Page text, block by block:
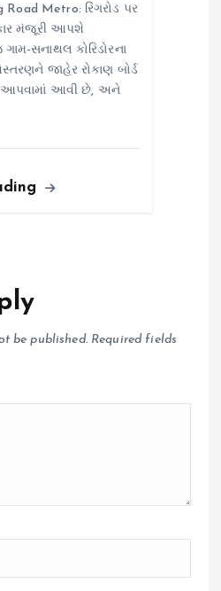
Road Metro: રિંગરોડ પર
મંજૂરી આપશે
સનાથલ કોરિડોરના
જાહેર રોકાણ બોર્ડ
આપવામાં આવી છે, અને
be published. Required fields